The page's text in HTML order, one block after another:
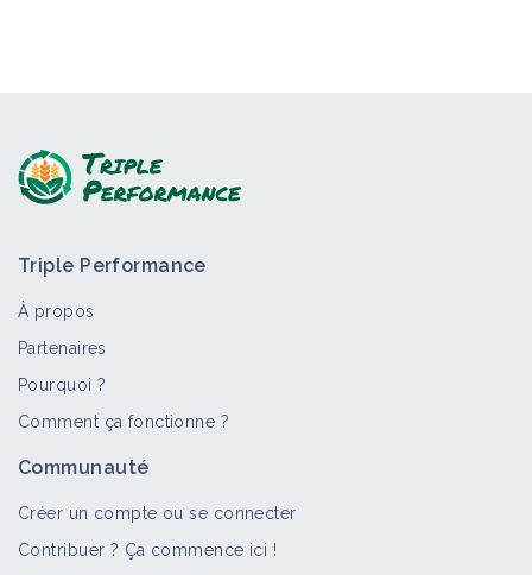
Triple Performance
À propos
Partenaires
Pourquoi ?
Comment ça fonctionne ?
Communauté
Créer un compte ou se connecter
Contribuer ? Ça commence ici !